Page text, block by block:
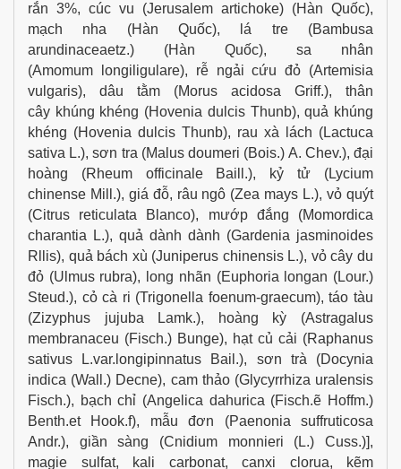
rắn 3%, cúc vu (Jerusalem artichoke) (Hàn Quốc),
mạch nha (Hàn Quốc), lá tre (Bambusa
arundinaceaetz.) (Hàn Quốc), sa nhân
(Amomum longiligulare), rễ ngải cứu đỏ (Artemisia
vulgaris), dâu tằm (Morus acidosa Griff.), thân
cây khúng khéng (Hovenia dulcis Thunb), quả khúng
khéng (Hovenia dulcis Thunb), rau xà lách (Lactuca
sativa L.), sơn tra (Malus doumeri (Bois.) A. Chev.), đại
hoàng (Rheum officinale Baill.), kỷ tử (Lycium
chinense Mill.), giá đỗ, râu ngô (Zea mays L.), vỏ quýt
(Citrus reticulata Blanco), mướp đắng (Momordica
charantia L.), quả dành dành (Gardenia jasminoides
Rllis), quả bách xù (Juniperus chinensis L.), vỏ cây du
đỏ (Ulmus rubra), long nhãn (Euphoria longan (Lour.)
Steud.), cỏ cà ri (Trigonella foenum-graecum), táo tàu
(Zizyphus jujuba Lamk.), hoàng kỳ (Astragalus
membranaceu (Fisch.) Bunge), hạt củ cải (Raphanus
sativus L.var.longipinnatus Bail.), sơn trà (Docynia
indica (Wall.) Decne), cam thảo (Glycyrrhiza uralensis
Fisch.), bạch chỉ (Angelica dahurica (Fisch.ẽ Hoffm.)
Benth.et Hook.f), mẫu đơn (Paenonia suffruticosa
Andr.), giần sàng (Cnidium monnieri (L.) Cuss.)],
magie sulfat, kali carbonat, canxi clorua, kẽm